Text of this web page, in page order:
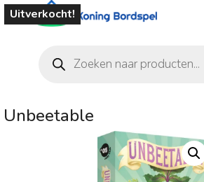
zoeken
Uitverkocht!
Unbeetable